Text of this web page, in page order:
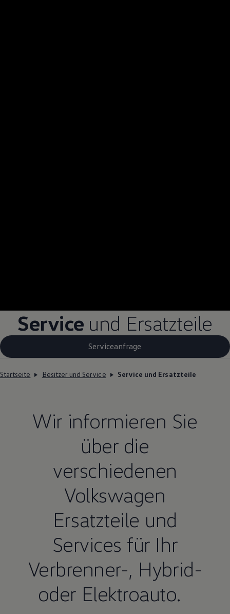
Service und Ersatzteile
Serviceanfrage
Startseite Besitzer und Service Service und Ersatzteile
Wir informieren Sie
über die
verschiedenen
Volkswagen
Ersatzteile und
Services für Ihr
Verbrenner-, Hybrid-
oder Elektroauto.